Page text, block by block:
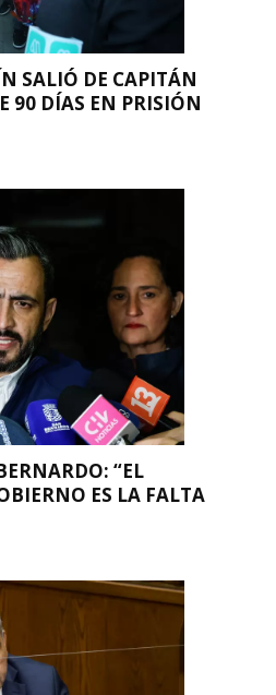
SALIÓ DE CAPITÁN
90 DÍAS EN PRISIÓN
“EL
ES LA FALTA